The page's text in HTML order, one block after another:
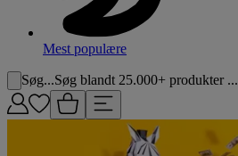
Mest populære
Søg...Søg blandt 25.000+ produkter ...